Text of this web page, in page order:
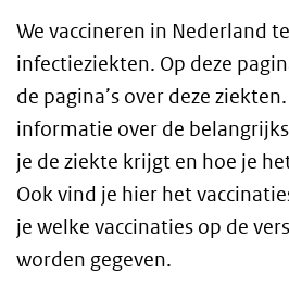
We vaccineren in Nederland
infectieziekten. Op deze
de pagina’s over deze
informatie over de
je de ziekte krijgt en hoe je
Ook vind je hier het
je welke vaccinaties op de
worden gegeven.